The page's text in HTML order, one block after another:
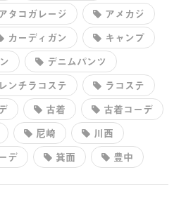
タコガレージ
アメカジ
カーディガン
キャンプ
デニムパンツ
ンチラコステ
ラコステ
古着
古着コーデ
尼崎
川西
デ 箕面 豊中